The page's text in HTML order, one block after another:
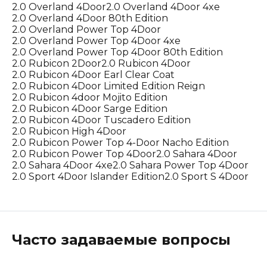
2.0 Overland 4Door2.0 Overland 4Door 4xe
2.0 Overland 4Door 80th Edition
2.0 Overland Power Top 4Door
2.0 Overland Power Top 4Door 4xe
2.0 Overland Power Top 4Door 80th Edition
2.0 Rubicon 2Door2.0 Rubicon 4Door
2.0 Rubicon 4Door Earl Clear Coat
2.0 Rubicon 4Door Limited Edition Reign
2.0 Rubicon 4door Mojito Edition
2.0 Rubicon 4Door Sarge Edition
2.0 Rubicon 4Door Tuscadero Edition
2.0 Rubicon High 4Door
2.0 Rubicon Power Top 4-Door Nacho Edition
2.0 Rubicon Power Top 4Door2.0 Sahara 4Door
2.0 Sahara 4Door 4xe2.0 Sahara Power Top 4Door
2.0 Sport 4Door Islander Edition2.0 Sport S 4Door
Часто задаваемые вопросы